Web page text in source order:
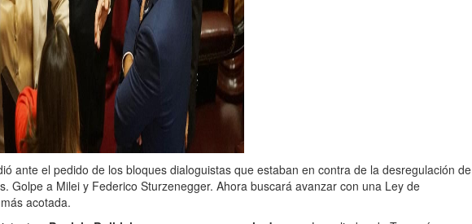
ante el pedido de los bloques dialoguistas que estaban en contra de la desregulación de
Golpe a Milei y Federico Sturzenegger. Ahora buscará avanzar con una Ley de
acotada.